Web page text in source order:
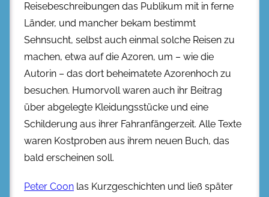
Reisebeschreibungen das Publikum mit in ferne
Länder, und mancher bekam bestimmt
Sehnsucht, selbst auch einmal solche Reisen zu
machen, etwa auf die Azoren, um – wie die
Autorin – das dort beheimatete Azorenhoch zu
besuchen. Humorvoll waren auch ihr Beitrag
über abgelegte Kleidungsstücke und eine
Schilderung aus ihrer Fahranfängerzeit. Alle Texte
waren Kostproben aus ihrem neuen Buch, das
bald erscheinen soll.
Peter Coon las Kurzgeschichten und ließ später